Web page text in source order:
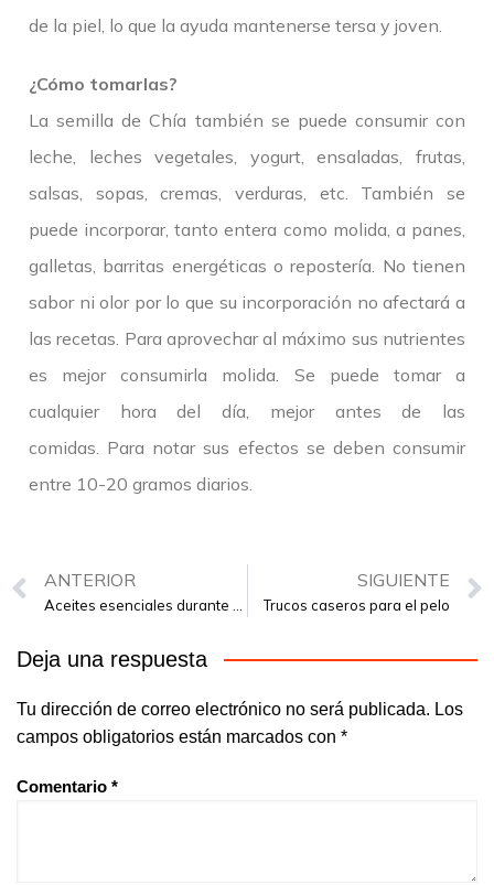
de la piel, lo que la ayuda mantenerse tersa y joven.
¿Cómo tomarlas?
La semilla de Chía también se puede consumir con
leche, leches vegetales, yogurt, ensaladas, frutas,
salsas, sopas, cremas, verduras, etc. También se
puede incorporar, tanto entera como molida, a panes,
galletas, barritas energéticas o repostería. No tienen
sabor ni olor por lo que su incorporación no afectará a
las recetas. Para aprovechar al máximo sus nutrientes
es mejor consumirla molida. Se puede tomar a
cualquier hora del día, mejor antes de las
comidas. Para notar sus efectos se deben consumir
entre 10-20 gramos diarios.
ANTERIOR SIGUIENTE
Trucos caseros para el pelo
Deja una respuesta
Tu dirección de correo electrónico no será publicada. Los
campos obligatorios están marcados con *
Comentario *